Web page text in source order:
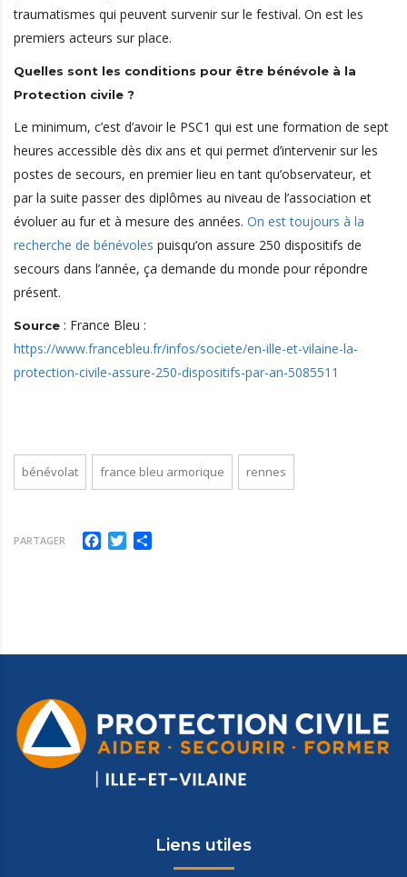
traumatismes qui peuvent survenir sur le festival. On est les
premiers acteurs sur place.
Quelles sont les conditions pour être bénévole à la
Protection civile ?
Le minimum, c’est d’avoir le PSC1 qui est une formation de sept
heures accessible dès dix ans et qui permet d’intervenir sur les
postes de secours, en premier lieu en tant qu’observateur, et
par la suite passer des diplômes au niveau de l’association et
évoluer au fur et à mesure des années. On est toujours à la
recherche de bénévoles puisqu’on assure 250 dispositifs de
secours dans l’année, ça demande du monde pour répondre
présent.
Source : France Bleu :
https://www.francebleu.fr/infos/societe/en-ille-et-vilaine-la-
protection-civile-assure-250-dispositifs-par-an-5085511
bénévolat france bleu armorique rennes
PARTAGER Facebook
Twitter
Liens utiles